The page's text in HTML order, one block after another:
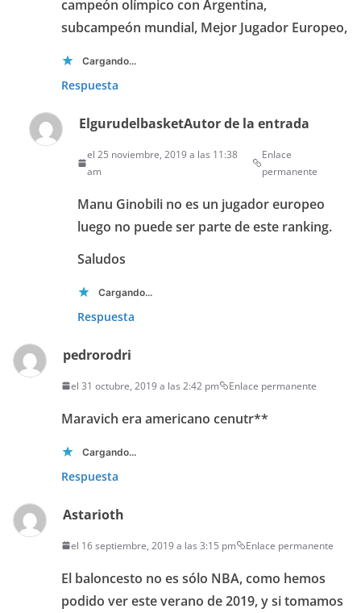
campeón olímpico con Argentina,
subcampeón mundial, Mejor Jugador Europeo,
Cargando...
Respuesta
ElgurudelbasketAutor de la entrada
el 25 noviembre, 2019 a las 11:38
am
Enlace
permanente
Manu Ginobili no es un jugador europeo
luego no puede ser parte de este ranking.
Saludos
Cargando...
Respuesta
pedrorodri
el 31 octubre, 2019 a las 2:42 pm Enlace permanente
Maravich era americano cenutr**
Cargando...
Respuesta
Astarioth
el 16 septiembre, 2019 a las 3:15 pm Enlace permanente
El baloncesto no es sólo NBA, como hemos
podido ver este verano de 2019, y si tomamos